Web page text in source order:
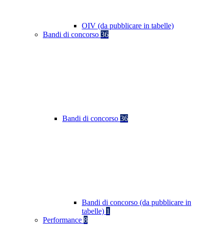
OIV (da pubblicare in tabelle)
Bandi di concorso 36
Bandi di concorso 36
Bandi di concorso (da pubblicare in
tabelle) 1
Performance 8